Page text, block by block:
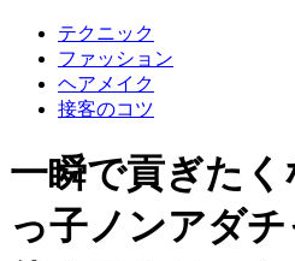
テクニック
ファッション
ヘアメイク
接客のコツ
一瞬で貢ぎた
っ子ノンアダ